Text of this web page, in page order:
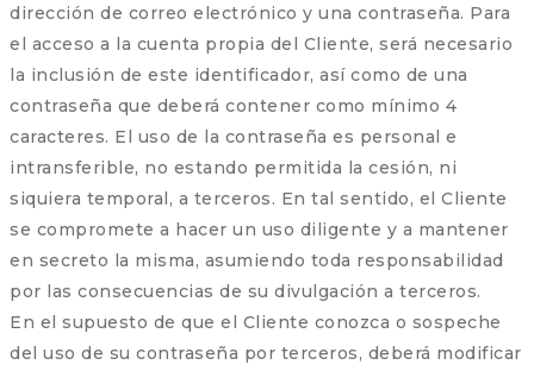
dirección de correo electrónico y una contraseña. Para
el acceso a la cuenta propia del Cliente, será necesario
la inclusión de este identificador, así como de una
contraseña que deberá contener como mínimo 4
caracteres. El uso de la contraseña es personal e
intransferible, no estando permitida la cesión, ni
siquiera temporal, a terceros. En tal sentido, el Cliente
se compromete a hacer un uso diligente y a mantener
en secreto la misma, asumiendo toda responsabilidad
por las consecuencias de su divulgación a terceros.
En el supuesto de que el Cliente conozca o sospeche
del uso de su contraseña por terceros, deberá modificar